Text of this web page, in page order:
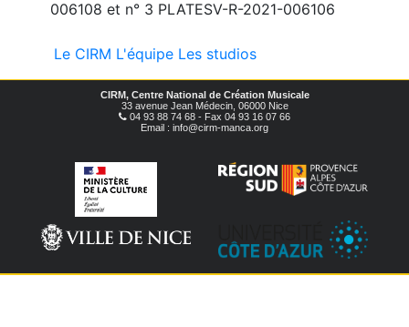
006108 et n° 3 PLATESV-R-2021-006106
Le CIRM L'équipe Les studios
CIRM, Centre National de Création Musicale
33 avenue Jean Médecin, 06000 Nice
04 93 88 74 68 - Fax 04 93 16 07 66
Email : info@cirm-manca.org